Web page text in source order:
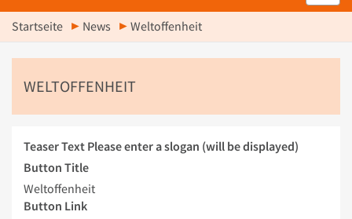
Startseite News Weltoffenheit
WELTOFFENHEIT
Teaser Text Please enter a slogan (will be displayed)
Button Title
Weltoffenheit
Button Link